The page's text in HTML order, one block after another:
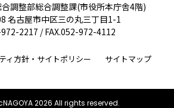
調整部総合調整課(市役所本庁舎4階)
名古屋市中区三の丸三丁目1-1
2217 / FAX.052-972-4112
ィ方針・サイトポリシー サイトマップ
2026 All rights reserved.